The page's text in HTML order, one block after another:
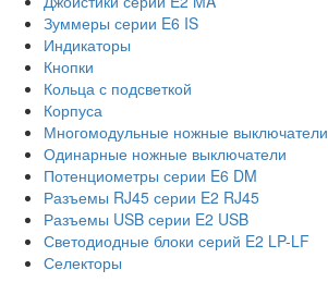
Зуммеры серии E6 IS
Индикаторы
Кнопки
Кольца с подсветкой
Корпуса
Многомодульные ножные выключатели
Одинарные ножные выключатели
Потенциометры серии E6 DM
Разъемы RJ45 серии E2 RJ45
Разъемы USB серии E2 USB
Светодиодные блоки серий E2 LP-LF
Селекторы